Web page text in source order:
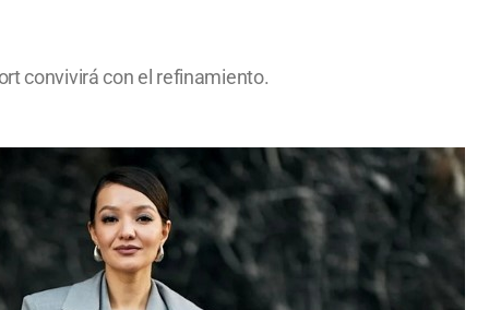
convivirá con el refinamiento.